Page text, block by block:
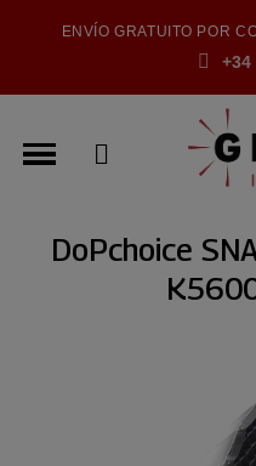
ENVÍO GRATUITO POR
+34
DoPchoice